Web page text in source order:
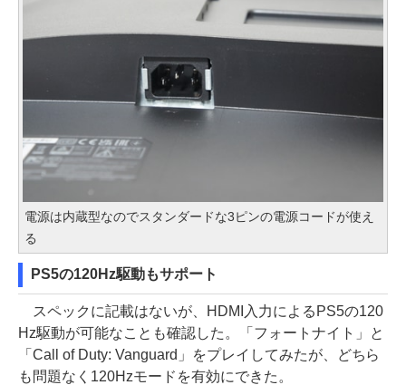
電源は内蔵型なのでスタンダードな3ピンの電源コードが使え
る
PS5の120Hz駆動もサポート
スペックに記載はないが、HDMI入力によるPS5の120
Hz駆動が可能なことも確認した。「フォートナイト」と
「Call of Duty: Vanguard」をプレイしてみたが、どちら
も問題なく120Hzモードを有効にできた。